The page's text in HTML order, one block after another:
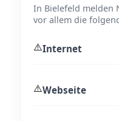
In Bielefeld melden
vor allem die
⚠️Internet
⚠️Webseite